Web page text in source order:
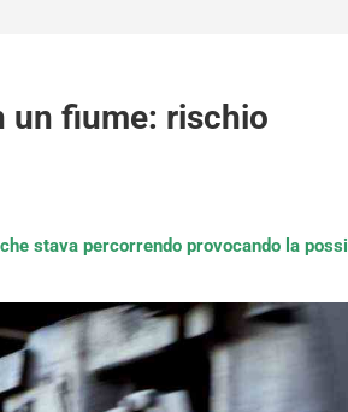
un fiume: rischio
stava percorrendo provocando la